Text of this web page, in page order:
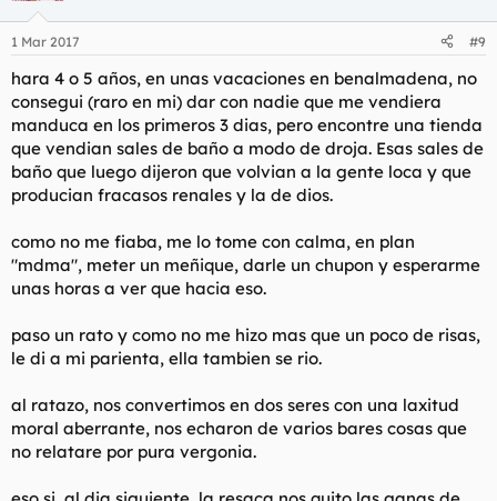
1 Mar 2017 #9
hara 4 o 5 años, en unas vacaciones en benalmadena, no
consegui (raro en mi) dar con nadie que me vendiera
manduca en los primeros 3 dias, pero encontre una tienda
que vendian sales de baño a modo de droja. Esas sales de
baño que luego dijeron que volvian a la gente loca y que
producian fracasos renales y la de dios.
como no me fiaba, me lo tome con calma, en plan
"mdma", meter un meñique, darle un chupon y esperarme
unas horas a ver que hacia eso.
paso un rato y como no me hizo mas que un poco de risas,
le di a mi parienta, ella tambien se rio.
al ratazo, nos convertimos en dos seres con una laxitud
moral aberrante, nos echaron de varios bares cosas que
no relatare por pura vergonia.